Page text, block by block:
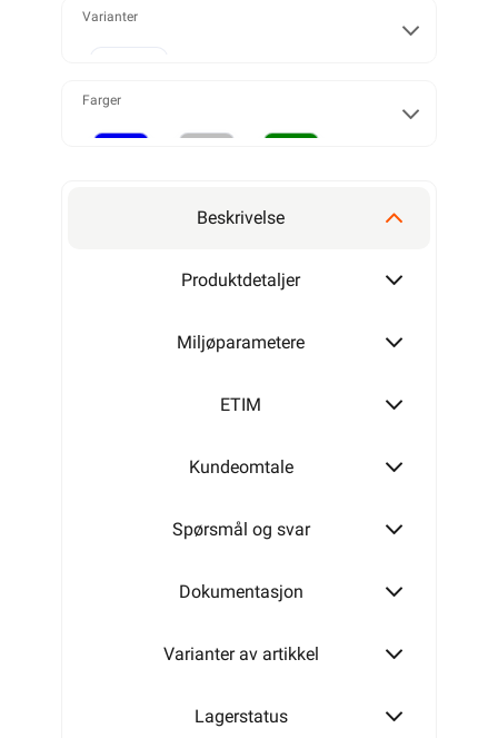
Varianter
240mm²
Farger
Beskrivelse
Produktdetaljer
Miljøparametere
ETIM
Kundeomtale
Spørsmål og svar
Dokumentasjon
Varianter av artikkel
Lagerstatus